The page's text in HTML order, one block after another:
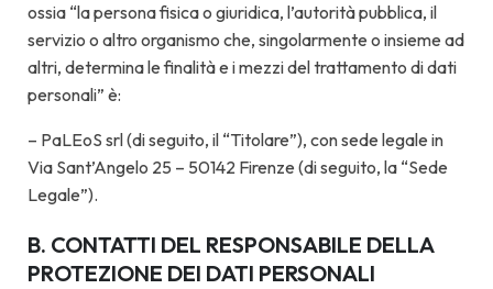
ossia “la persona fisica o giuridica, l’autorità pubblica, il
servizio o altro organismo che, singolarmente o insieme ad
altri, determina le finalità e i mezzi del trattamento di dati
personali” è:
– PaLEoS srl (di seguito, il “Titolare”), con sede legale in
Via Sant’Angelo 25 – 50142 Firenze (di seguito, la “Sede
Legale”).
B. CONTATTI DEL RESPONSABILE DELLA
PROTEZIONE DEI DATI PERSONALI